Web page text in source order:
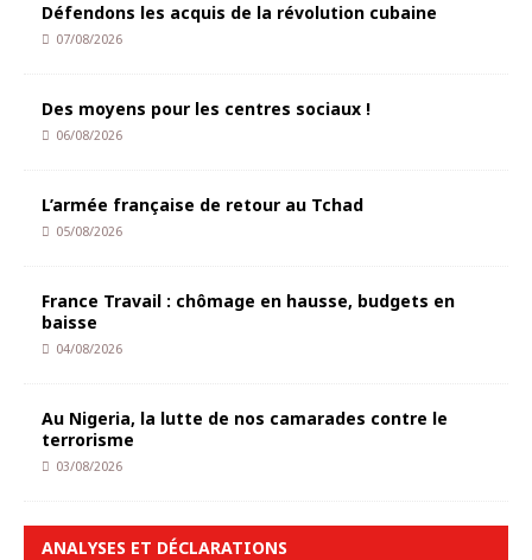
Défendons les acquis de la révolution cubaine
07/08/2026
Des moyens pour les centres sociaux !
06/08/2026
L’armée française de retour au Tchad
05/08/2026
France Travail : chômage en hausse, budgets en
baisse
04/08/2026
Au Nigeria, la lutte de nos camarades contre le
terrorisme
03/08/2026
ANALYSES ET DÉCLARATIONS